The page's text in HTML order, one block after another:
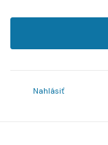
Nahlásiť